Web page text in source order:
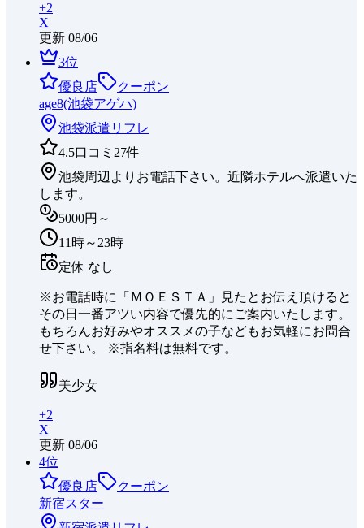
+2
X
更新 08/06
3位
優良店
クーポン
age8(池袋アゲハ)
池袋派遣リフレ
4.5口コミ 27件
池袋周辺よりお電話下さい。近隣ホテルへ派遣いた
します。
5000円～
11時～23時
定休 なし
※お電話時に「ＭＯＥＳＴＡ」見たとお伝え頂けると
その日一番アツい内容で優先的にご案内いたします。
もちろんお好みやオススメの子などもお気軽にお問合
せ下さい。 ※指名料は無料です。
美少女
+2
X
更新 08/06
4位
優良店
クーポン
新宿スター